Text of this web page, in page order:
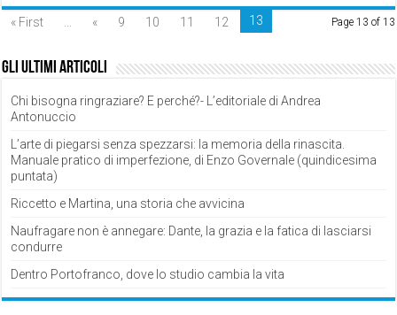
Page 13 of 13
« First « 9 10 11 12 13
Gli ultimi articoli
Chi bisogna ringraziare? E perché?- L’editoriale di Andrea
Antonuccio
L’arte di piegarsi senza spezzarsi: la memoria della rinascita.
Manuale pratico di imperfezione, di Enzo Governale (quindicesima
puntata)
Riccetto e Martina, una storia che avvicina
Naufragare non è annegare: Dante, la grazia e la fatica di lasciarsi
condurre
Dentro Portofranco, dove lo studio cambia la vita